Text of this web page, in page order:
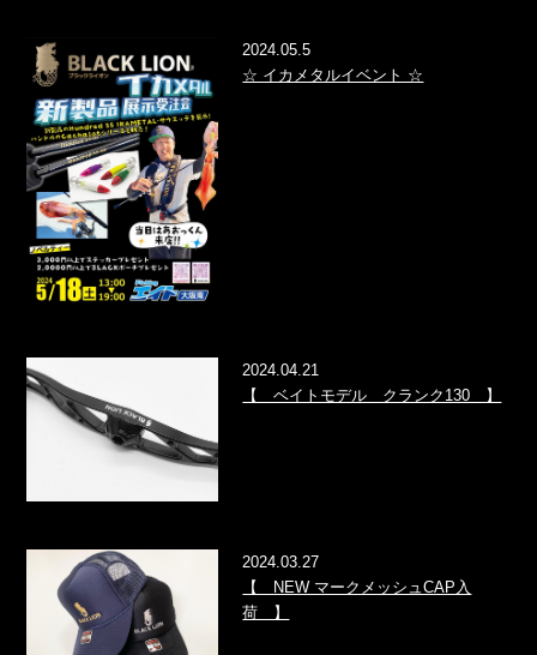
2024.05.5
☆ イカメタルイベント ☆
2024.04.21
【 ベイトモデル クランク130 】
2024.03.27
【 NEW マークメッシュCAP入
荷 】